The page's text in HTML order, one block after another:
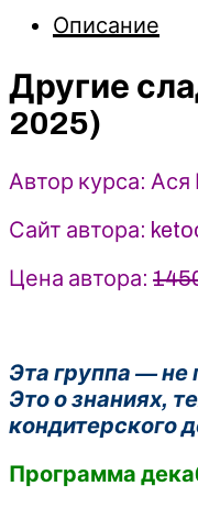
(декабрь
-
Ася
Гильмутдинова.
Описание
Другие
2025)
Автор курса:
Сайт автора:
Цена автора:
Эта группа — не
Это о знаниях,
кондитерского
Программа